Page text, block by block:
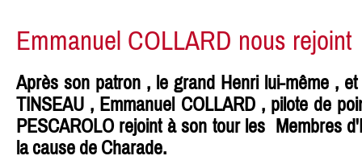
Emmanuel COLLARD nous rejoint
Après son patron , le grand Henri lui-même ,
TINSEAU , Emmanuel COLLARD , pilote de
PESCAROLO rejoint à son tour les Membres
la cause de Charade.